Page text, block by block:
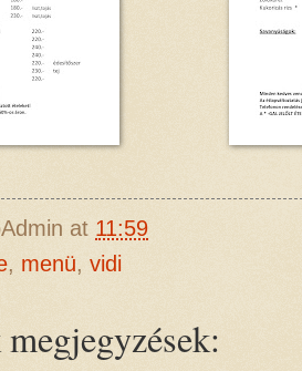
at 11:59
, menü, vidi